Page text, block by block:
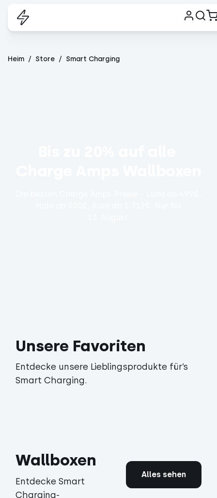
Heim Store Smart Charging
Unsere Favoriten
Entdecke unsere Lieblingsprodukte für’s
Smart Charging.
Wallboxen
Entdecke Smart
Charging-
Alles sehen